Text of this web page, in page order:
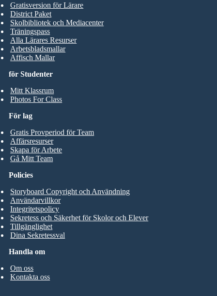
för Studenter
Mitt Klassrum
Photos For Class
Gratisversion för Lärare
District Paket
Skolbibliotek och Mediacenter
Träningspass
Alla Lärares Resurser
Arbetsbladsmallar
Affisch Mallar
För lag
Gratis Provperiod för Team
Affärsresurser
Skapa för Arbete
Gå Mitt Team
Handla om
Om oss
Kontakta oss
Policies
Storyboard Copyright och Användning
Användarvillkor
Integritetspolicy
Sekretess och Säkerhet för Skolor och Elever
Tillgänglighet
Dina Sekretessval